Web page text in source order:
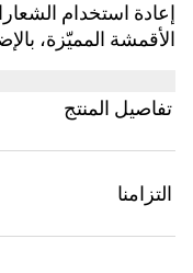
إعادة استخدام
الأقمشة المميّزة،
شريط ويب وشعار G المتشابك.
تفاصيل المنتج
التزامنا